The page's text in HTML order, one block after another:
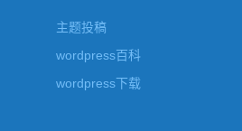
主题投稿
wordpress百科
wordpress下载